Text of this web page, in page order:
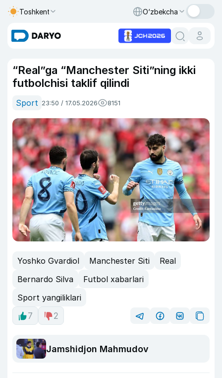
Toshkent O‘zbekcha
“Real”ga “Manchester Siti”ning ikki
futbolchisi taklif qilindi
Sport 23:50 / 17.05.2026 8151
Yoshko Gvardiol Manchester Siti
Real
Bernardo Silva
Futbol xabarlari
Sport yangiliklari
7
2
Jamshidjon Mahmudov